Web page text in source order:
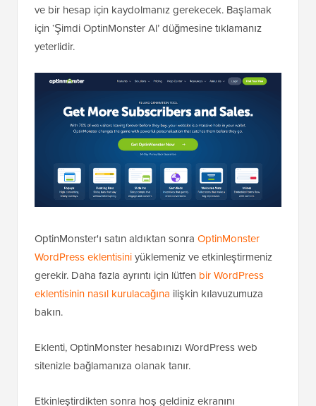
ve bir hesap için kaydolmanız gerekecek. Başlamak
için ‘Şimdi OptinMonster Al’ düğmesine tıklamanız
yeterlidir.
OptinMonster'ı satın aldıktan sonra OptinMonster
WordPress eklentisiniyüklemeniz ve etkinleştirmeniz
gerekir. Daha fazla ayrıntı için lütfen bir WordPress
eklentisinin nasıl kurulacağına ilişkin kılavuzumuza
bakın.
Eklenti, OptinMonster hesabınızı WordPress web
sitenizle bağlamanıza olanak tanır.
Etkinleştirdikten sonra hoş geldiniz ekranını